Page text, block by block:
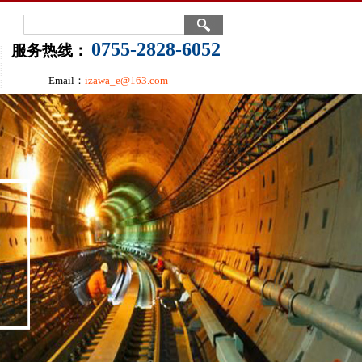
服务热线： 0755-2828-6052
Email： izawa_e@163.com